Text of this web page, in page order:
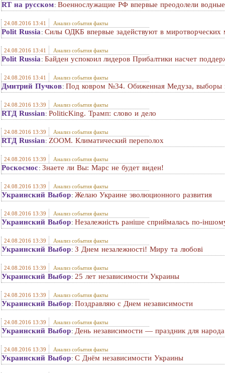
RT на русском: Военнослужащие РФ впервые преодолели
24.08.2016 13:41 Анализ события факты
Polit Russia : Силы ОДКБ впервые задействуют в
24.08.2016 13:41 Анализ события факты
Polit Russia : Байден успокоил лидеров Прибалтики насчет
24.08.2016 13:41 Анализ события факты
Дмитрий Пучков: Под ковром №34. Обиженная Медуза, выборы
24.08.2016 13:39 Анализ события факты
RTД Russian: PoliticKing. Трамп: слово и дело
24.08.2016 13:39 Анализ события факты
RTД Russian: ZOOM. Климатический переполох
24.08.2016 13:39 Анализ события факты
Роскосмос: Знаете ли Вы: Марс не будет виден!
24.08.2016 13:39 Анализ события факты
Украинский Выбор: Желаю Украине эволюционного развития
24.08.2016 13:39 Анализ события факты
Украинский Выбор: Незалежність раніше сприймалась по-
24.08.2016 13:39 Анализ события факты
Украинский Выбор: З Днем незалежності! Миру та любові
24.08.2016 13:39 Анализ события факты
Украинский Выбор: 25 лет независимости Украины
24.08.2016 13:39 Анализ события факты
Украинский Выбор: Поздравляю с Днем независимости
24.08.2016 13:39 Анализ события факты
Украинский Выбор: День независимости — праздник для народа
24.08.2016 13:39 Анализ события факты
Украинский Выбор: С Днём независимости Украины